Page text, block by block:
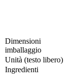
Dimensioni
imballaggio
Unità (testo libero)
Ingredienti